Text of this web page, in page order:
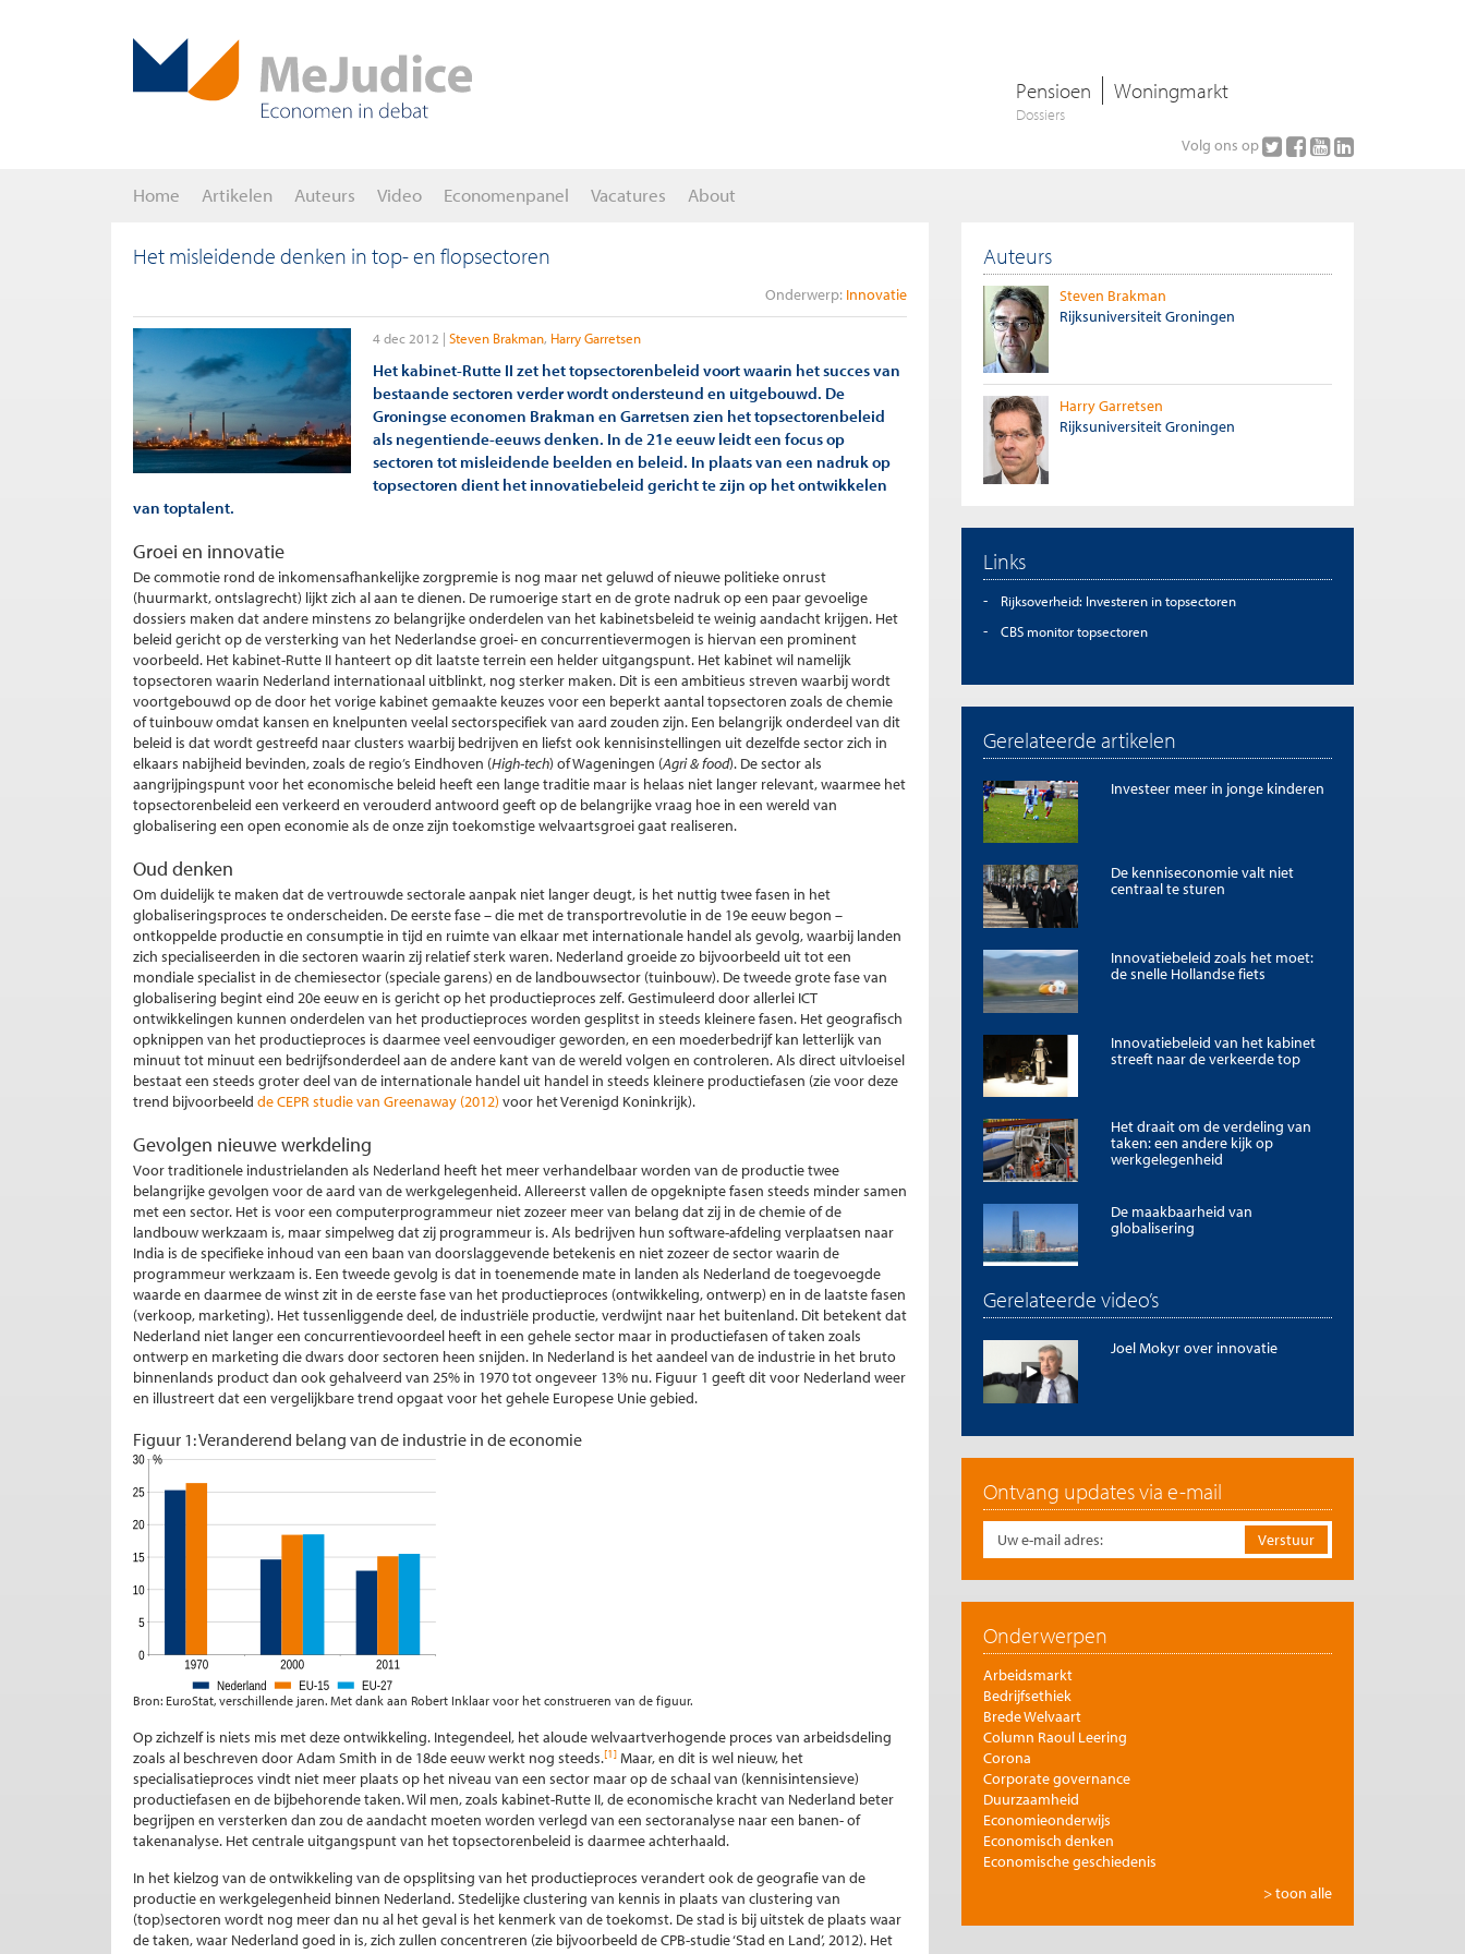
Pensioen Woningmarkt
Dossiers
Volg ons op
Home Artikelen Auteurs Video Economenpanel Vacatures About
Het misleidende denken in top- en flopsectoren
Onderwerp: Innovatie
4 dec 2012 Steven Brakman Harry Garretsen
Het kabinet-Rutte II zet het topsectorenbeleid voort waarin het succes van
bestaande sectoren verder wordt ondersteund en uitgebouwd. De
Groningse economen Brakman en Garretsen zien het topsectorenbeleid
als negentiende-eeuws denken. In de 21e eeuw leidt een focus op
sectoren tot misleidende beelden en beleid. In plaats van een nadruk op
topsectoren dient het innovatiebeleid gericht te zijn op het ontwikkelen
van toptalent.
Groei en innovatie
De commotie rond de inkomensafhankelijke zorgpremie is nog maar net geluwd of nieuwe politieke onrust
(huurmarkt, ontslagrecht) lijkt zich al aan te dienen. De rumoerige start en de grote nadruk op een paar gevoelige
dossiers maken dat andere minstens zo belangrijke onderdelen van het kabinetsbeleid te weinig aandacht krijgen. Het
beleid gericht op de versterking van het Nederlandse groei- en concurrentievermogen is hiervan een prominent
voorbeeld. Het kabinet-Rutte II hanteert op dit laatste terrein een helder uitgangspunt. Het kabinet wil namelijk
topsectoren waarin Nederland internationaal uitblinkt, nog sterker maken. Dit is een ambitieus streven waarbij wordt
voortgebouwd op de door het vorige kabinet gemaakte keuzes voor een beperkt aantal topsectoren zoals de chemie
of tuinbouw omdat kansen en knelpunten veelal sectorspecifiek van aard zouden zijn. Een belangrijk onderdeel van dit
beleid is dat wordt gestreefd naar clusters waarbij bedrijven en liefst ook kennisinstellingen uit dezelfde sector zich in
elkaars nabijheid bevinden, zoals de regio’s Eindhoven (High-tech) of Wageningen (Agri & food). De sector als
aangrijpingspunt voor het economische beleid heeft een lange traditie maar is helaas niet langer relevant, waarmee het
topsectorenbeleid een verkeerd en verouderd antwoord geeft op de belangrijke vraag hoe in een wereld van
globalisering een open economie als de onze zijn toekomstige welvaartsgroei gaat realiseren.
Oud denken
Om duidelijk te maken dat de vertrouwde sectorale aanpak niet langer deugt, is het nuttig twee fasen in het
globaliseringsproces te onderscheiden. De eerste fase – die met de transportrevolutie in de 19e eeuw begon –
ontkoppelde productie en consumptie in tijd en ruimte van elkaar met internationale handel als gevolg, waarbij landen
zich specialiseerden in die sectoren waarin zij relatief sterk waren. Nederland groeide zo bijvoorbeeld uit tot een
mondiale specialist in de chemiesector (speciale garens) en de landbouwsector (tuinbouw). De tweede grote fase van
globalisering begint eind 20e eeuw en is gericht op het productieproces zelf. Gestimuleerd door allerlei ICT
ontwikkelingen kunnen onderdelen van het productieproces worden gesplitst in steeds kleinere fasen. Het geografisch
opknippen van het productieproces is daarmee veel eenvoudiger geworden, en een moederbedrijf kan letterlijk van
minuut tot minuut een bedrijfsonderdeel aan de andere kant van de wereld volgen en controleren. Als direct uitvloeisel
bestaat een steeds groter deel van de internationale handel uit handel in steeds kleinere productiefasen (zie voor deze
trend bijvoorbeeld de CEPR studie van Greenaway (2012) voor het Verenigd Koninkrijk).
Gevolgen nieuwe werkdeling
Voor traditionele industrielanden als Nederland heeft het meer verhandelbaar worden van de productie twee
belangrijke gevolgen voor de aard van de werkgelegenheid. Allereerst vallen de opgeknipte fasen steeds minder samen
met een sector. Het is voor een computerprogrammeur niet zozeer meer van belang dat zij in de chemie of de
landbouw werkzaam is, maar simpelweg dat zij programmeur is. Als bedrijven hun software-afdeling verplaatsen naar
India is de specifieke inhoud van een baan van doorslaggevende betekenis en niet zozeer de sector waarin de
programmeur werkzaam is. Een tweede gevolg is dat in toenemende mate in landen als Nederland de toegevoegde
waarde en daarmee de winst zit in de eerste fase van het productieproces (ontwikkeling, ontwerp) en in de laatste fasen
(verkoop, marketing). Het tussenliggende deel, de industriële productie, verdwijnt naar het buitenland. Dit betekent dat
Nederland niet langer een concurrentievoordeel heeft in een gehele sector maar in productiefasen of taken zoals
ontwerp en marketing die dwars door sectoren heen snijden. In Nederland is het aandeel van de industrie in het bruto
binnenlands product dan ook gehalveerd van 25% in 1970 tot ongeveer 13% nu. Figuur 1 geeft dit voor Nederland weer
en illustreert dat een vergelijkbare trend opgaat voor het gehele Europese Unie gebied.
Figuur 1: Veranderend belang van de industrie in de economie
Bron: EuroStat, verschillende jaren. Met dank aan Robert Inklaar voor het construeren van de figuur.
Op zichzelf is niets mis met deze ontwikkeling. Integendeel, het aloude welvaartverhogende proces van arbeidsdeling
zoals al beschreven door Adam Smith in de 18de eeuw werkt nog steeds.[1] Maar, en dit is wel nieuw, het
specialisatieproces vindt niet meer plaats op het niveau van een sector maar op de schaal van (kennisintensieve)
productiefasen en de bijbehorende taken. Wil men, zoals kabinet-Rutte II, de economische kracht van Nederland beter
begrijpen en versterken dan zou de aandacht moeten worden verlegd van een sectoranalyse naar een banen- of
takenanalyse. Het centrale uitgangspunt van het topsectorenbeleid is daarmee achterhaald.
In het kielzog van de ontwikkeling van de opsplitsing van het productieproces verandert ook de geografie van de
productie en werkgelegenheid binnen Nederland. Stedelijke clustering van kennis in plaats van clustering van
(top)sectoren wordt nog meer dan nu al het geval is het kenmerk van de toekomst. De stad is bij uitstek de plaats waar
de taken, waar Nederland goed in is, zich zullen concentreren (zie bijvoorbeeld de CPB-studie ‘Stad en Land’, 2012). Het
Auteurs
Steven Brakman
Rijksuniversiteit Groningen
Harry Garretsen
Rijksuniversiteit Groningen
Links
Rijksoverheid: Investeren in topsectoren
CBS monitor topsectoren
Gerelateerde artikelen
Investeer meer in jonge kinderen
De kenniseconomie valt niet
centraal te sturen
Innovatiebeleid zoals het moet:
de snelle Hollandse fiets
Innovatiebeleid van het kabinet
streeft naar de verkeerde top
Het draait om de verdeling van
taken: een andere kijk op
werkgelegenheid
De maakbaarheid van
globalisering
Gerelateerde video’s
Joel Mokyr over innovatie
Ontvang updates via e-mail
Onderwerpen
Arbeidsmarkt
Bedrijfsethiek
Brede Welvaart
Column Raoul Leering
Corona
Corporate governance
Duurzaamheid
Economieonderwijs
Economisch denken
Economische geschiedenis
Filosofie en economie
> toon alle